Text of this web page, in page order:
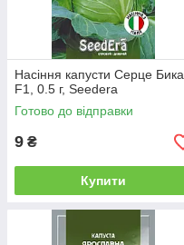
Насіння капусти Серце Бика
F1, 0.5 г, Seedera
Готово до відправки
9 ₴
Купити